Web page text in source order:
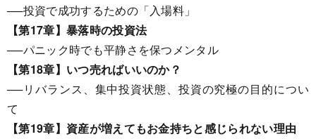
──投資で成功するための「入場料」
【第17章】暴落時の投資法
──パニック時でも平静さを保つメンタル
【第18章】いつ売ればいいのか？
──リバランス、集中投資状態、投資の究極の目的につい
て
【第19章】資産が増えてもお金持ちと感じられない理由